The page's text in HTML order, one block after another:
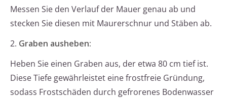
Messen Sie den Verlauf der Mauer genau ab und
stecken Sie diesen mit Maurerschnur und Stäben ab.
2. Graben ausheben:
Heben Sie einen Graben aus, der etwa 80 cm tief ist.
Diese Tiefe gewährleistet eine frostfreie Gründung,
sodass Frostschäden durch gefrorenes Bodenwasser